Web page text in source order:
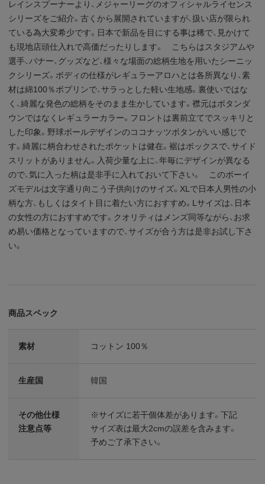
レインスプーナーより、メジャーリーグのオフィシャルライセンス
シリーズをご紹介。古くから展開されていますが、扱い店が限られ
ている為大変希少です。日本で新品を目にする事は稀で、見かけて
も現地店頭仕入れで高価だったりします。 こちらはスタジアムや
選手、バナー、グッズなど、様々な場面の総柄生地を用いたシーニッ
クシリーズ。ボディの仕様がレギュラーアロハとは各所異なり、素
材は綿100％ポプリンで、サラっとした軽い生地感。裏使いではな
く、綺麗な発色の総柄をそのまま生かしています。襟元はボタンダ
ウンではなくレギュラーカラー。フロントは裏前立てでスッキリと
した印象。野球ボールデザインのココナッツボタンがいい感じで
す。綺麗に柄合わせされたポケットは健在。裾はボックスで、サイド
スリットがありません。入荷少量な上に、年毎にデザインが異なる
ので、気に入った柄は是非手に入れておいて下さい。 このボーイ
ズモデルは文字通り向こう子供向けのサイズ。XLで日本人男性の小
柄な方、もしくはタイト目に着たい方におすすめ。Lサイズは、日本
の女性の方におすすめです。クオリティはメンズ同等ながら、お求
め易い価格となっていますので、サイズが合う方は是非お試し下さ
い。
商品スペック
素材 コットン 100％
生産国 韓国
その他仕様
注意点等
※サイズに若干個体差があります。下記
サイズ表は最大2cmの誤差を含みます。
予めご了承下さい。